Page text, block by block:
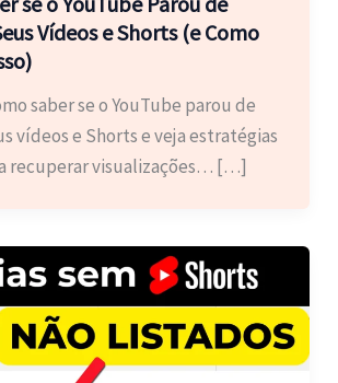
Vídeos e Shorts (e Como
saber se o YouTube parou de
vídeos e Shorts e veja estratégias
recuperar visualizações… […]